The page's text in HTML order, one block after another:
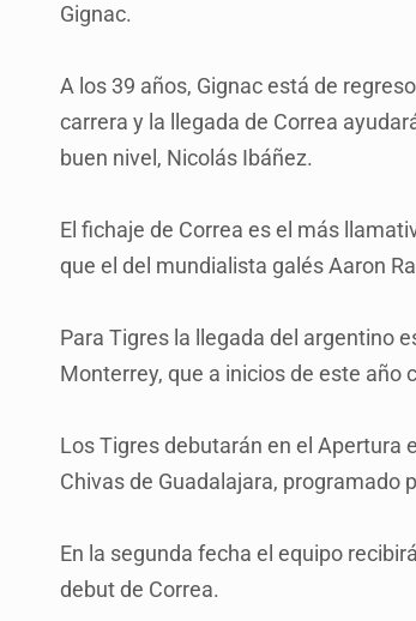
Gignac.
A los 39 años, Gignac está de
carrera y la llegada de Correa
buen nivel, Nicolás Ibáñez.
El fichaje de Correa es el más
que el del mundialista galés Aaron
Para Tigres la llegada del argentino
Monterrey, que a inicios de este año
Los Tigres debutarán en el Apertura
Chivas de Guadalajara, programado
En la segunda fecha el equipo
debut de Correa.